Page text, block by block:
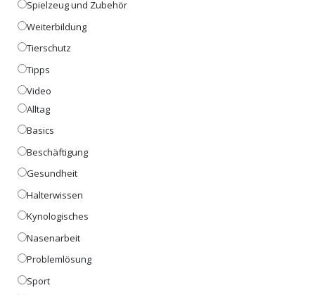
Spielzeug und Zubehör
Weiterbildung
Tierschutz
Tipps
Video
Alltag
Basics
Beschäftigung
Gesundheit
Halterwissen
Kynologisches
Nasenarbeit
Problemlösung
Sport